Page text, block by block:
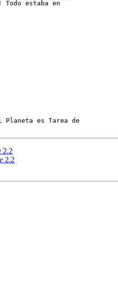
estaba en
es Tarea de
2.2
2.2